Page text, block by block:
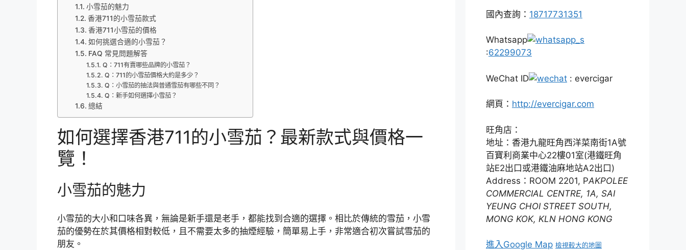
小雪茄的魅力
香港711的小雪茄款式
香港711小雪茄的價格
如何挑選合適的小雪茄？
FAQ 常見問題解答
Q：711有賣哪些品牌的小雪茄？
Q：711的小雪茄價格大約是多少？
Q：小雪茄的抽法與普通雪茄有哪些不同？
Q：新手如何選擇小雪茄？
總結
如何選擇香港711的小雪茄？最新款式與價格一
覽！
小雪茄的魅力
小雪茄的大小和口味各異，無論是新手還是老手，都能找到合適的選擇。相比於傳統的雪茄，小雪
茄的優勢在於其價格相對較低，且不需要太多的抽煙經驗，簡單易上手，非常適合初次嘗試雪茄的
朋友。
國內查詢： 18717731351
Whatsapp
:62299073
WeChat ID : evercigar
網頁： http://evercigar.com
旺角店：
地址：香港九龍旺角西洋菜南街1A號
百寶利商業中心22樓01室(港鐵旺角
站E2出口或港鐵油麻地站A2出口)
Address：ROOM 2201, PAKPOLEE
COMMERCIAL CENTRE, 1A, SAI
YEUNG CHOI STREET SOUTH,
MONG KOK, KLN HONG KONG
進入Google Map 檢視較大的地圖